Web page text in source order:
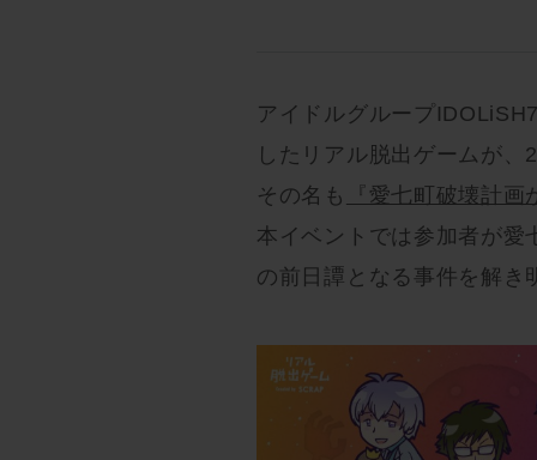
アイドルグループ
したリアル脱出ゲームが
その名も
『愛七町破壊計画
本イベントでは参加者が愛
の前日譚となる事件を解き